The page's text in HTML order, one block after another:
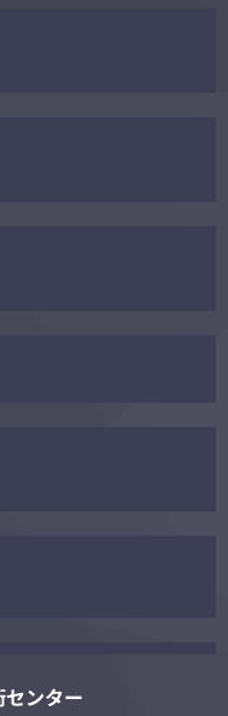
ンター